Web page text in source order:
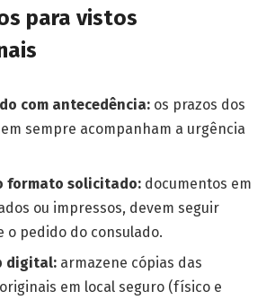
para vistos
com antecedência: os prazos dos
sempre acompanham a urgência
formato solicitado: documentos em
ou impressos, devem seguir
o pedido do consulado.
digital: armazene cópias das
em local seguro (físico e